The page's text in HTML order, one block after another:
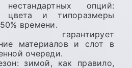
опций:
цвета и типоразмеры
времени.
гарантирует
материалов и слот в
очереди.
зимой, как правило,